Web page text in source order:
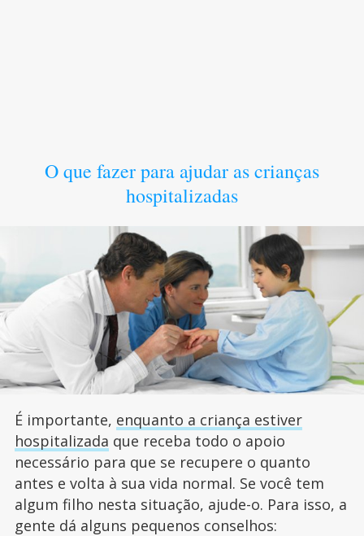
O que fazer para ajudar as crianças
hospitalizadas
É importante, enquanto a criança estiver
hospitalizada que receba todo o apoio
necessário para que se recupere o quanto
antes e volta à sua vida normal. Se você tem
algum filho nesta situação, ajude-o. Para isso, a
gente dá alguns pequenos conselhos: